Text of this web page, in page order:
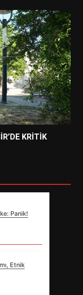
KRİTİK
Panik!
Etnik